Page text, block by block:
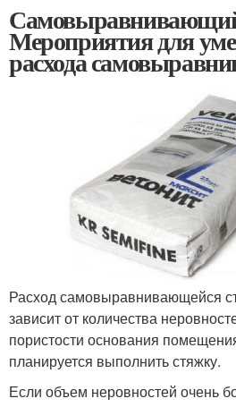
Мероприятия для
расхода
Расход самовыравнивающейся
зависит от количества
пористости основания
планируется выполнить стяжку.
Если объем неровностей очень